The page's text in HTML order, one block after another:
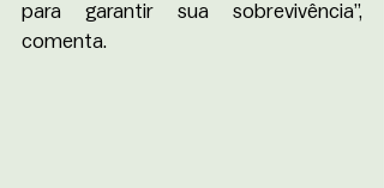
para garantir sua sobrevivência”,
comenta.